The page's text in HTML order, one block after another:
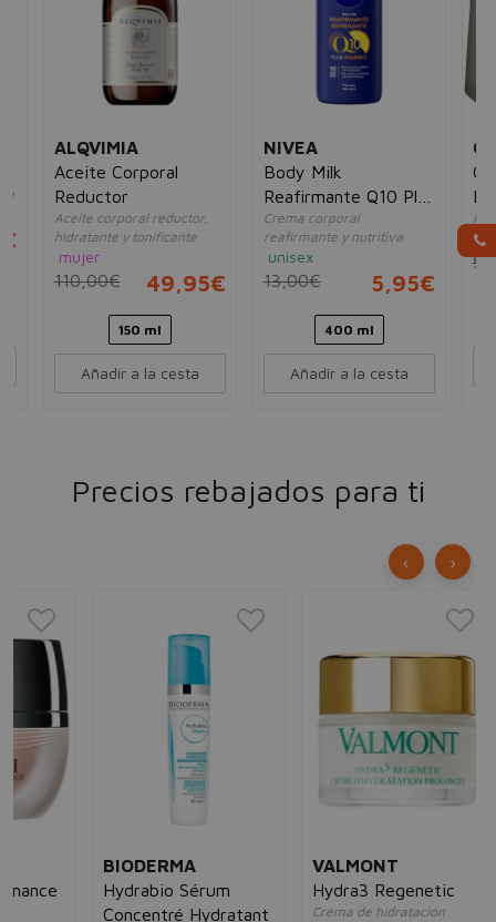
ALQVIMIA
Aceite Corporal
Reductor
Aceite corporal reductor,
hidratante y tonificante
mujer
110,00€ 49,95€
150 ml
Añadir a la cesta
NIVEA
Body Milk
Reafirmante Q10 Plus
Vitamin C
Crema corporal
reafirmante y nutritiva
unisex
13,00€ 5,95€
400 ml
Añadir a la cesta
Precios rebajados para ti
BIODERMA
Hydrabio Sérum
Concentré Hydratant
VALMONT
Hydra3 Regenetic
Crema de hidratación
‹ ›